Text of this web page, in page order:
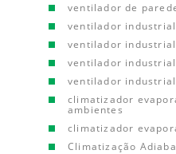
ventilador de
ventilador
ventilador
ventilador
ventilador
climatizador
ambientes
climatizador
Climatização